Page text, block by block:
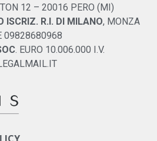
12 – 20016 PERO (MI)
ISCRIZ. R.I. DI MILANO, MONZA
09828680968
. EURO 10.006.000 I.V.